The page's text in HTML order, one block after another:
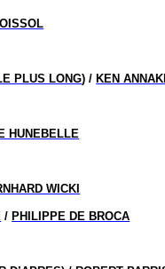
PLUS LONG) / KEN
HUNEBELLE
WICKI
/ PHILIPPE DE BROCA